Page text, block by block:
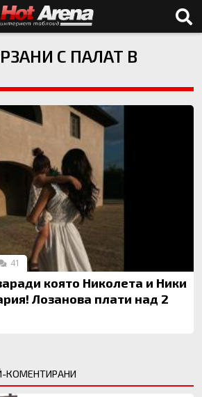
С ПАЛАТ В
която Николета и Ники
Лозанова плати над 2
41
КОМЕНТИРАНИ